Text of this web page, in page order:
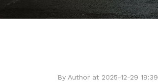
By Author at 2025-12-29 19:39